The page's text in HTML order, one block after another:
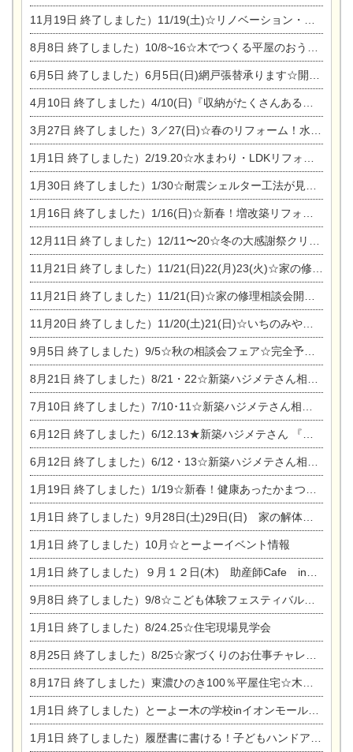
11月19日 終了しました）11/19(土)☆リノベーション・家の修理まつり＆増改築・リフォームまつりin扶桑ゴルフ
8月8日 終了しました）10/8~16☆木でつくる平屋のおうちのつくり方【完全予約制】
6月5日 終了しました）6月5日(日)網戸張替承ります☆開催！
4月10日 終了しました）4/10(日)『収納がたくさんあるおうち現場見学会』
3月27日 終了しました）3／27(日)☆春のリフォーム！水まわりLDKリフォーム相談会&今がチャンス！エアコン相談会
1月1日 終了しました）2/19.20☆水まわり・LDKリフォーム相談会＆エアコン相談会
1月30日 終了しました）1/30☆耐震シェルター工法が見れる完成見学会
1月16日 終了しました）1/16(日)☆新春！増改築リフォーム&家の修理まつり
12月11日 終了しました）12/11〜20☆冬の大感謝祭クリスマス相談会開催
11月21日 終了しました）11/21(日)22(月)23(火)☆家の修理まつり＆増改築リフォーム相談会
11月21日 終了しました）11/21(日)☆家の修理相談会開催 in 扶桑オークビレッジ
11月20日 終了しました）11/20(土)21(日)☆いちのみや逸品市に出店します【ひのきのバラ販売】
9月5日 終了しました）9/5☆秋の相談会フェア☆完全予約制
8月21日 終了しました）8/21・22☆新築ハジメテさん相談会 『集まれ！農地に家を建てたい人！』
7月10日 終了しました）7/10･11☆新築ハジメテさん相談会 『集まれ！農地に家を建てたい人！』完全予約制
6月12日 終了しました）6/12.13★新築ハジメテさん 『木の家 現場体感見学会』
6月12日 終了しました）6/12・13☆新築ハジメテさん相談会『今ある土地に家を建てる際の注意点』
1月19日 終了しました）1/19☆新春！健康あったかまつり＆増改築リフォームまつり
1月1日 終了しました）9月28日(土)29日(日) 家の解体なんでも相談会
1月1日 終了しました）10月☆とーよーイベント情報
1月1日 終了しました）９月１２日(木) 助産師Cafe in東陽住建
9月8日 終了しました）9/8☆こども体験フェスティバル☆一宮市民会館
1月1日 終了しました）8/24.25☆住宅現場見学会
8月25日 終了しました）8/25☆家づくりのお仕事チャレンジ
8月17日 終了しました）東濃ひのき100％平屋住宅☆木の家完成見学会
1月1日 終了しました）とーよー木の学校inイオンモール木曽川
1月1日 終了しました）履歴書に書ける！子どもハンドアロマ講座☆